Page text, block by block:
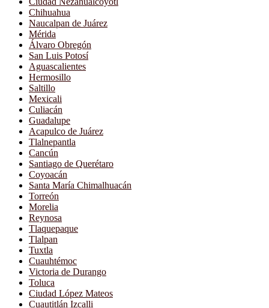
Chihuahua
Naucalpan de Juárez
Mérida
Álvaro Obregón
San Luis Potosí
Aguascalientes
Hermosillo
Saltillo
Mexicali
Culiacán
Guadalupe
Acapulco de Juárez
Tlalnepantla
Cancún
Santiago de Querétaro
Coyoacán
Santa María Chimalhuacán
Torreón
Morelia
Reynosa
Tlaquepaque
Tlalpan
Tuxtla
Cuauhtémoc
Victoria de Durango
Toluca
Ciudad López Mateos
Cuautitlán Izcalli